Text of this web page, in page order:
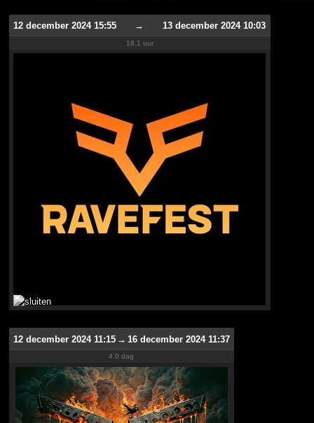
12 december 2024 15:55 → 13 december 2024 10:03
18.1 uur
12 december 2024 11:15 → 16 december 2024 11:37
4.0 dag